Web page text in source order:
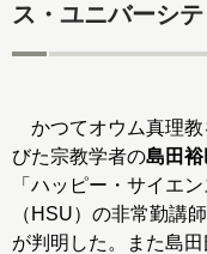
ス・ユニバーシ
かつてオウム真理教
びた宗教学者の島田裕
「ハッピー・サイエ
（HSU）の非常勤講
が判明した。また島